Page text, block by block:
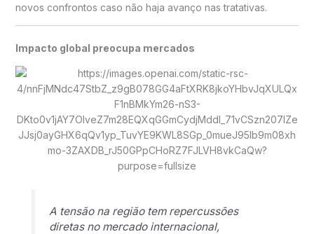
novos confrontos caso não haja avanço nas tratativas.
Impacto global preocupa mercados
A tensão na região tem repercussões
diretas no mercado internacional,